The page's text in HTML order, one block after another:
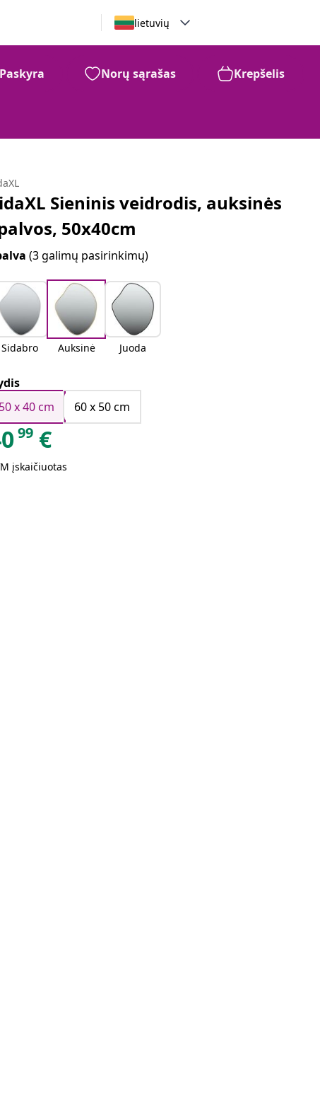
lietuvių
Paskyra Norų sąrašas Krepšelis
Sieninis veidrodis, auksinės
50x40cm
(3 galimų pasirinkimų)
Sidabro Auksinė Juoda
50 x 40 cm
60 x 50 cm
99 €
įskaičiuotas